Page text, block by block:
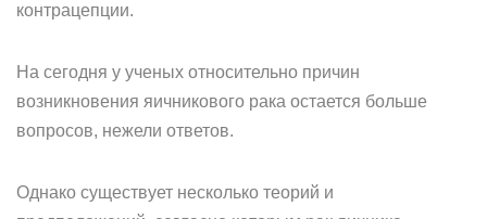
контрацепции.
На сегодня у ученых относительно причин
возникновения яичникового рака остается больше
вопросов, нежели ответов.
Однако существует несколько теорий и